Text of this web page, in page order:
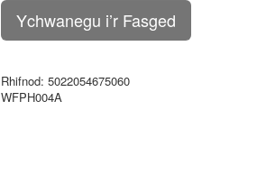
Rhifnod: 5022054675060
WFPH004A